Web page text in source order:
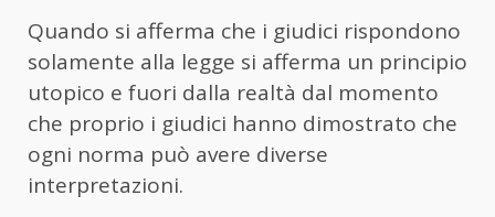
Quando si afferma che i giudici rispondono
solamente alla legge si afferma un principio
utopico e fuori dalla realtà dal momento
che proprio i giudici hanno dimostrato che
ogni norma può avere diverse
interpretazioni.